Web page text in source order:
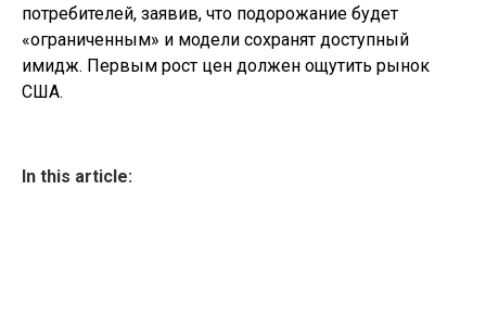
потребителей, заявив, что подорожание будет
«ограниченным» и модели сохранят доступный
имидж. Первым рост цен должен ощутить рынок
США.
In this article: